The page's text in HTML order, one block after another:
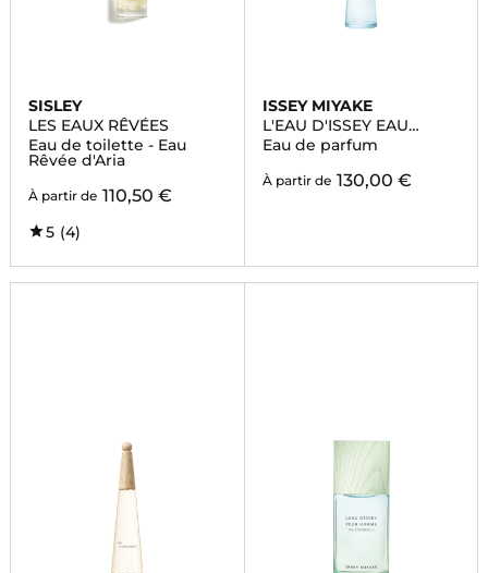
SISLEY
LES EAUX RÊVÉES
Eau de toilette - Eau
Rêvée d'Aria
À partir de 110,50 €
5 (4)
ISSEY MIYAKE
L'EAU D'ISSEY EAU
ESSENTIELLE
Eau de parfum
À partir de 130,00 €